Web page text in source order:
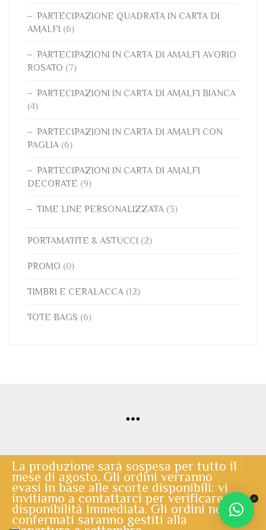
PARTECIPAZIONE QUADRATA IN CARTA DI
AMALFI (6)
PARTECIPAZIONI IN CARTA DI AMALFI AVORIO
ROSATO (7)
PARTECIPAZIONI IN CARTA DI AMALFI BIANCA
(4)
PARTECIPAZIONI IN CARTA DI AMALFI CON
PAGLIA (6)
PARTECIPAZIONI IN CARTA DI AMALFI
DECORATE (9)
TIME LINE PERSONALIZZATA (3)
PORTAMATITE & ASTUCCI (2)
PROMO (0)
TIMBRI E CERALACCA (12)
TOTE BAGS (6)
© Copyright 2020 | Lo Scrigno di Santa Chiara | powered by
Cerberus Informatica
La produzione sarà sospesa per tutto il
mese di agosto. Gli ordini verranno
evasi in base alle scorte disponibili: vi
invitiamo a contattarci per verificare la
disponibilità immediata. Gli ordini non
confermati saranno gestiti alla